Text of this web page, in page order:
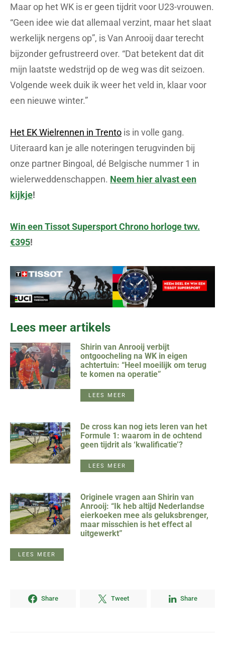
Maar op het WK is er geen tijdrit voor U23-vrouwen.
“Geen idee wie dat allemaal verzint, maar het slaat
werkelijk nergens op”, is Van Anrooij daar terecht
bijzonder gefrustreerd over. “Dat betekent dat dit
mijn laatste wedstrijd op de weg was dit seizoen.
Volgende week duik ik weer het veld in, klaar voor
een nieuwe winter.”
Het EK Wielrennen in Trento is in volle gang.
Uiteraard kan je alle noteringen terugvinden bij
onze partner Bingoal, dé Belgische nummer 1 in
wielerweddenschappen. Neem hier alvast een
kijkje!
Win een Tissot Supersport Chrono horloge twv.
€395!
Lees meer artikels
Shirin van Anrooij verbijt
ontgoocheling na WK in eigen
achtertuin: “Heel moeilijk om terug
te komen na operatie”
LEES MEER
De cross kan nog iets leren van het
Formule 1: waarom in de ochtend
geen tijdrit als ‘kwalificatie’?
LEES MEER
Originele vragen aan Shirin van
Anrooij: “Ik heb altijd Nederlandse
eierkoeken mee als geluksbrenger,
maar misschien is het effect al
uitgewerkt”
LEES MEER
Share Tweet Share